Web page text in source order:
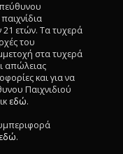
ετών. Τα τυχερά
του
στα τυχερά
απώλειας
και για να
Παιχνιδιού
εδώ.
εδώ.